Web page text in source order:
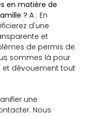
en matière de
? A : En
d'une
et
de permis de
sommes là pour
et dévouement tout
une
Nous